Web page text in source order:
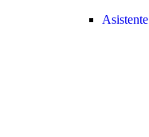
Asistente